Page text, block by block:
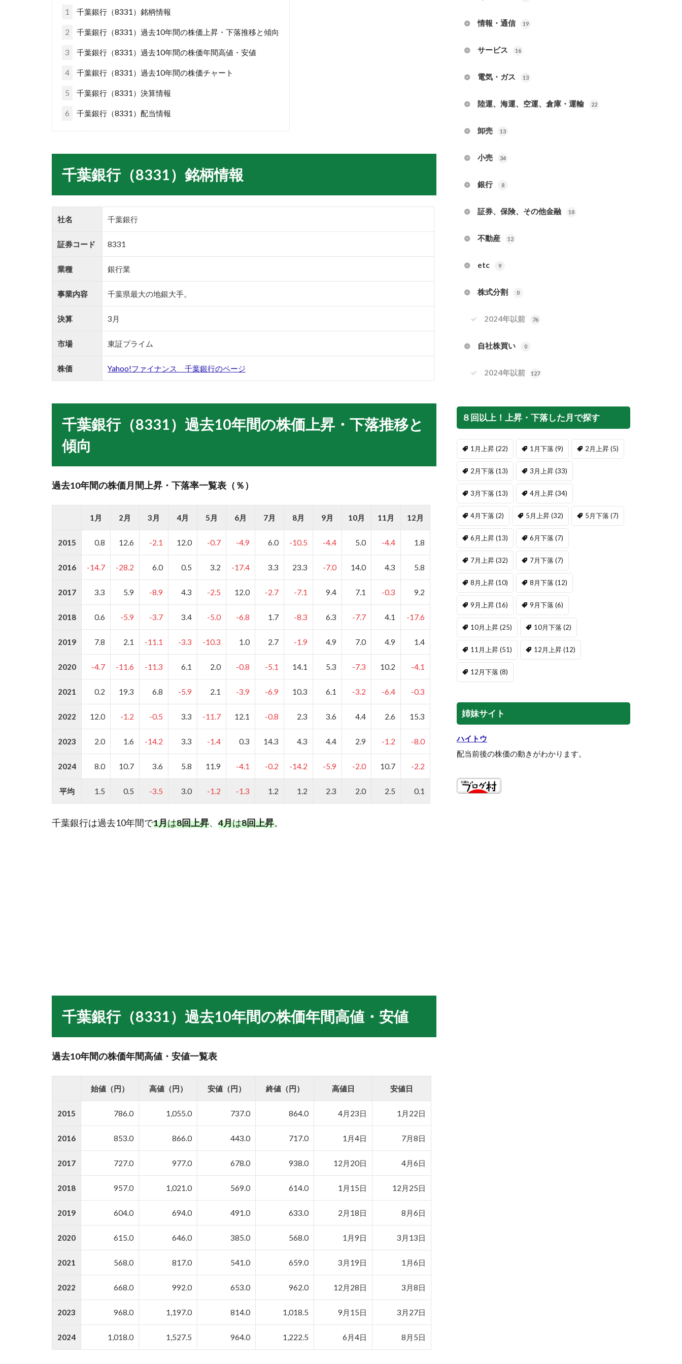
1 千葉銀行（8331）銘柄情報
2 千葉銀行（8331）過去10年間の株価上昇・下落推移と傾向
3 千葉銀行（8331）過去10年間の株価年間高値・安値
4 千葉銀行（8331）過去10年間の株価チャート
5 千葉銀行（8331）決算情報
6 千葉銀行（8331）配当情報
千葉銀行（8331）銘柄情報
社名 千葉銀行
証券コード 8331
業種 銀行業
事業内容 千葉県最大の地銀大手。
決算 3月
市場 東証プライム
株価 Yahoo!ファイナンス 千葉銀行のページ
千葉銀行（8331）過去10年間の株価上昇・下落推移と
傾向
過去10年間の株価月間上昇・下落率一覧表（％）
1月 2月 3月 4月 5月 6月 7月 8月 9月 10月 11月 12月
2015 0.8 12.6 -2.1 12.0 -0.7 -4.9 6.0 -10.5 -4.4 5.0 -4.4 1.8
2016 -14.7 -28.2 6.0 0.5 3.2 -17.4 3.3 23.3 -7.0 14.0 4.3 5.8
2017 3.3 5.9 -8.9 4.3 -2.5 12.0 -2.7 -7.1 9.4 7.1 -0.3 9.2
2018 0.6 -5.9 -3.7 3.4 -5.0 -6.8 1.7 -8.3 6.3 -7.7 4.1 -17.6
2019 7.8 2.1 -11.1 -3.3 -10.3 1.0 2.7 -1.9 4.9 7.0 4.9 1.4
2020 -4.7 -11.6 -11.3 6.1 2.0 -0.8 -5.1 14.1 5.3 -7.3 10.2 -4.1
2021 0.2 19.3 6.8 -5.9 2.1 -3.9 -6.9 10.3 6.1 -3.2 -6.4 -0.3
2022 12.0 -1.2 -0.5 3.3 -11.7 12.1 -0.8 2.3 3.6 4.4 2.6 15.3
2023 2.0 1.6 -14.2 3.3 -1.4 0.3 14.3 4.3 4.4 2.9 -1.2 -8.0
2024 8.0 10.7 3.6 5.8 11.9 -4.1 -0.2 -14.2 -5.9 -2.0 10.7 -2.2
平均 1.5 0.5 -3.5 3.0 -1.2 -1.3 1.2 1.2 2.3 2.0 2.5 0.1
千葉銀行は過去10年間で1月は8回上昇、 4月は8回上昇。
千葉銀行（8331）過去10年間の株価年間高値・安値
過去10年間の株価年間高値・安値一覧表
始値（円） 高値（円） 安値（円） 終値（円） 高値日 安値日
2015 786.0 1,055.0 737.0 864.0 4月23日 1月22日
2016 853.0 866.0 443.0 717.0 1月4日 7月8日
2017 727.0 977.0 678.0 938.0 12月20日 4月6日
2018 957.0 1,021.0 569.0 614.0 1月15日 12月25日
2019 604.0 694.0 491.0 633.0 2月18日 8月6日
2020 615.0 646.0 385.0 568.0 1月9日 3月13日
2021 568.0 817.0 541.0 659.0 3月19日 1月6日
2022 668.0 992.0 653.0 962.0 12月28日 3月8日
2023 968.0 1,197.0 814.0 1,018.5 9月15日 3月27日
2024 1,018.0 1,527.5 964.0 1,222.5 6月4日 8月5日
情報・通信 19
サービス 16
電気・ガス 13
陸運、海運、空運、倉庫・運輸 22
卸売 13
小売 34
銀行 8
証券、保険、その他金融 18
不動産 12
etc 9
株式分割 0
2024年以前 76
自社株買い 0
2024年以前 127
８回以上！上昇・下落した月で探す
1月上昇(22) 1月下落 (9) 2月上昇(5)
2月下落 (13) 3月上昇(33)
3月下落 (13) 4月上昇(34)
4月下落 (2) 5月上昇(32) 5月下落 (7)
6月上昇(13) 6月下落 (7)
7月上昇(32) 7月下落 (7)
8月上昇(10) 8月下落 (12)
9月上昇(16) 9月下落 (6)
10月上昇(25) 10月下落 (2)
11月上昇(51) 12月上昇(12)
12月下落 (8)
姉妹サイト
ハイトウ
配当前後の株価の動きがわかります。